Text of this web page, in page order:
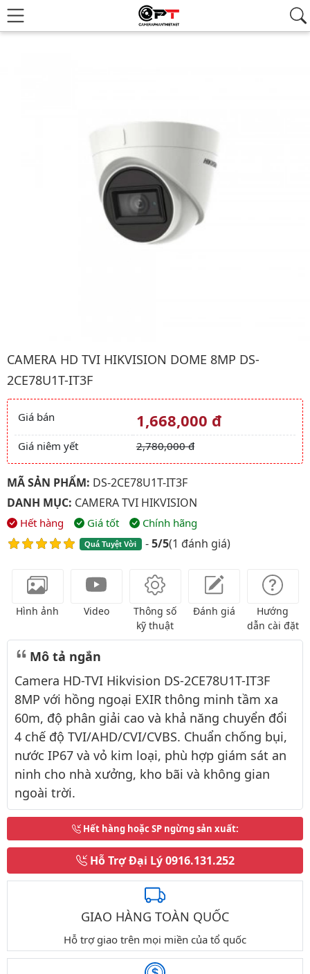
CAMERA HD TVI HIKVISION DOME 8MP DS-
2CE78U1T-IT3F
Giá và khuyến mãi
Giá bán 1,668,000 đ
Giá niêm yết 2,780,000 đ
MÃ SẢN PHẨM: DS-2CE78U1T-IT3F
DANH MỤC: CAMERA TVI HIKVISION
Hết hàng Giá tốt Chính hãng
Quá Tuyệt Vời -5/5(1 đánh giá)
Hình ảnh Video
Thông số
kỹ thuật
Đánh giá
Hướng
dẫn cài đặt
Mô tả ngắn
Camera HD-TVI Hikvision DS-2CE78U1T-IT3F
8MP với hồng ngoại EXIR thông minh tầm xa
60m, độ phân giải cao và khả năng chuyển đổi
4 chế độ TVI/AHD/CVI/CVBS. Chuẩn chống bụi,
nước IP67 và vỏ kim loại, phù hợp giám sát an
ninh cho nhà xưởng, kho bãi và không gian
ngoài trời.
Hết hàng hoặc SP ngừng sản xuất:
Hỗ Trợ Đại Lý0916.131.252
GIAO HÀNG TOÀN QUỐC
Hỗ trợ giao trên mọi miền của tổ quốc